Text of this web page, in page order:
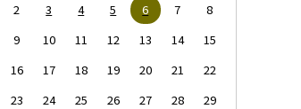
2
3 4 5 6 7
8
9
10 11 12 13 14
15
16
17 18 19 20 21
22
23
24 25 26 27 28
29